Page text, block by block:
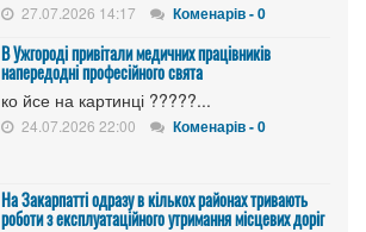
27.07.2026 14:17 Коменарів - 0
В Ужгороді привітали медичних працівників
напередодні професійного свята
ко йсе на картинці ?????...
24.07.2026 22:00 Коменарів - 0
На Закарпатті одразу в кількох районах тривають
роботи з експлуатаційного утримання місцевих доріг